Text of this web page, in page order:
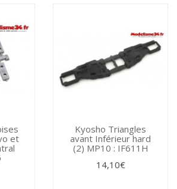
et
Kyosho Triangles
avant Inférieur hard
(2) MP10 : IF611H
14,10€